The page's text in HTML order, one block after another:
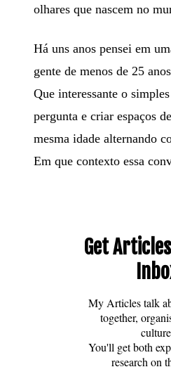
olhares que nascem no
Há uns anos pensei em
gente de menos de 25
Que interessante o
pergunta e criar espaços
mesma idade alternando
Em que contexto essa